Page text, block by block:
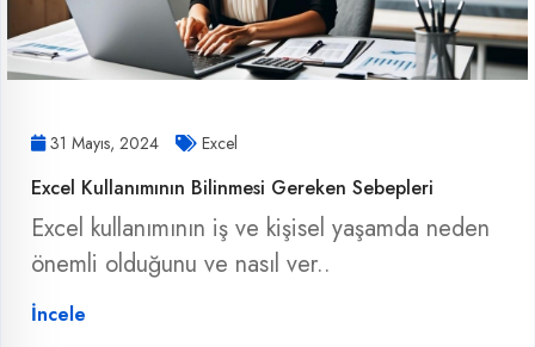
31 Mayıs, 2024 Excel
Excel Kullanımının Bilinmesi Gereken Sebepleri
Excel kullanımının iş ve kişisel yaşamda neden
önemli olduğunu ve nasıl ver..
İncele